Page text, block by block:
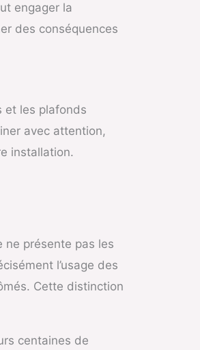
engager la
des conséquences
et les plafonds
avec attention,
installation.
ne présente pas les
l’usage des
Cette distinction
centaines de